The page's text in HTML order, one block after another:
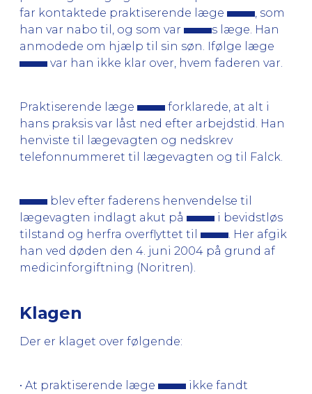
far kontaktede praktiserende læge
, som
han var nabo til, og som var
s læge. Han
anmodede om hjælp til sin søn. Ifølge læge
var han ikke klar over, hvem faderen var.
Praktiserende læge
forklarede, at alt i
hans praksis var låst ned efter arbejdstid. Han
henviste til lægevagten og nedskrev
telefonnummeret til lægevagten og til Falck.
blev efter faderens henvendelse til
lægevagten indlagt akut på
i bevidstløs
tilstand og herfra overflyttet til
. Her afgik
han ved døden den 4. juni 2004 på grund af
medicinforgiftning (Noritren).
Klagen
Der er klaget over følgende:
• At praktiserende læge
ikke fandt